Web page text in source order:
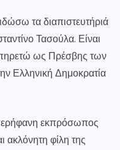
τα διαπιστευτήριά
Τασούλα. Είναι
ως Πρέσβης των
Ελληνική Δημοκρατία
εκπρόσωπος
φίλη της